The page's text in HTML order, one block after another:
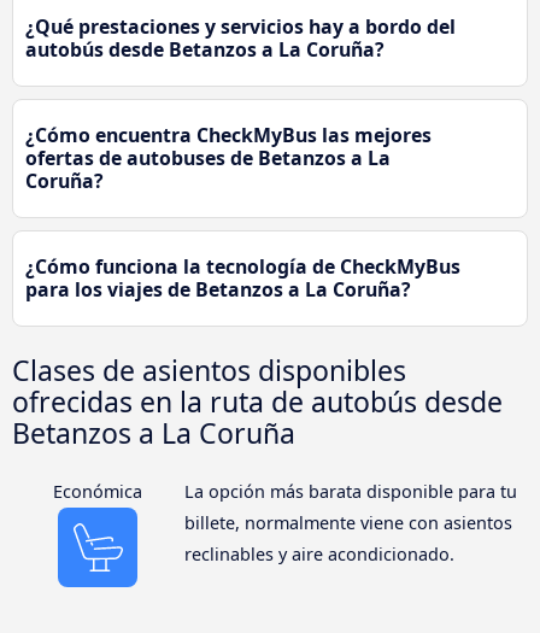
¿Qué prestaciones y servicios hay a bordo del
autobús desde Betanzos a La Coruña?
¿Cómo encuentra CheckMyBus las mejores
ofertas de autobuses de Betanzos a La
Coruña?
¿Cómo funciona la tecnología de CheckMyBus
para los viajes de Betanzos a La Coruña?
Clases de asientos disponibles
ofrecidas en la ruta de autobús desde
Betanzos a La Coruña
Económica
La opción más barata disponible para tu
billete, normalmente viene con asientos
reclinables y aire acondicionado.